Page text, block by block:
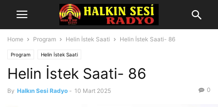
Home Program Helin İstek Saati Helin İstek Saati- 86
Program Helin İstek Saati
Helin İstek Saati- 86
By Halkın Sesi Radyo - 10 Mart 2025 0